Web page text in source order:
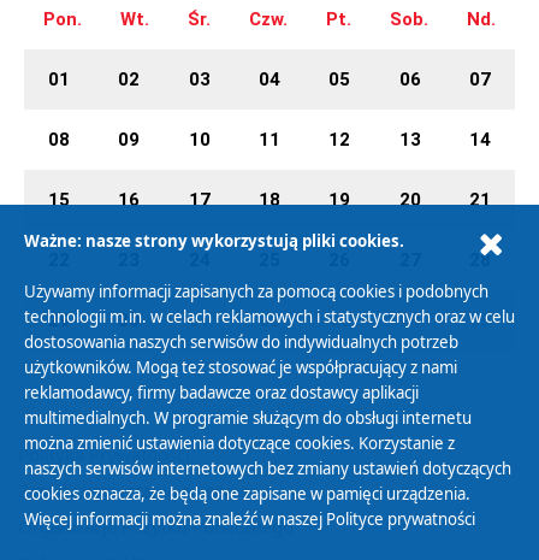
Pon. Wt. Śr. Czw. Pt. Sob. Nd.
01 02 03 04 05 06 07
08 09 10 11 12 13 14
15 16 17 18 19 20 21
28
29 30 01 02 03 04 05
Polityka Prywatności
Zasady korzystania z Serwisu
Organizacje Pożytku Publicznego
Ważne: nasze strony wykorzystują pliki cookies.
Używamy informacji zapisanych za pomocą cookies i podobnych
technologii m.in. w celach reklamowych i statystycznych oraz w celu
dostosowania naszych serwisów do indywidualnych potrzeb
użytkowników. Mogą też stosować je współpracujący z nami
reklamodawcy, firmy badawcze oraz dostawcy aplikacji
multimedialnych. W programie służącym do obsługi internetu
można zmienić ustawienia dotyczące cookies. Korzystanie z
naszych serwisów internetowych bez zmiany ustawień dotyczących
cookies oznacza, że będą one zapisane w pamięci urządzenia.
Więcej informacji można znaleźć w naszej Polityce prywatności